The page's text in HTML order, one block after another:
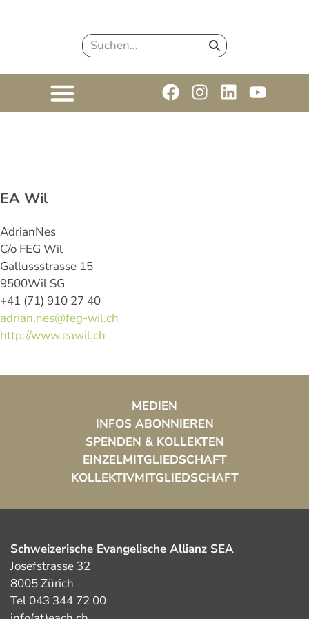
EA Wil
AdrianNes
C/o FEG Wil
Gallussstrasse 15
9500Wil SG
+41 (71) 910 27 40
adrian.nes@feg-wil.ch
http://www.eawil.ch
MEDIEN
INFOS ABONNIEREN
SPENDEN & KOLLEKTEN
EINZELMITGLIEDSCHAFT
KOLLEKTIVMITGLIEDSCHAFT
Schweizerische Evangelische Allianz SEA
Josefstrasse 32
8005 Zürich
Tel 043 344 72 00